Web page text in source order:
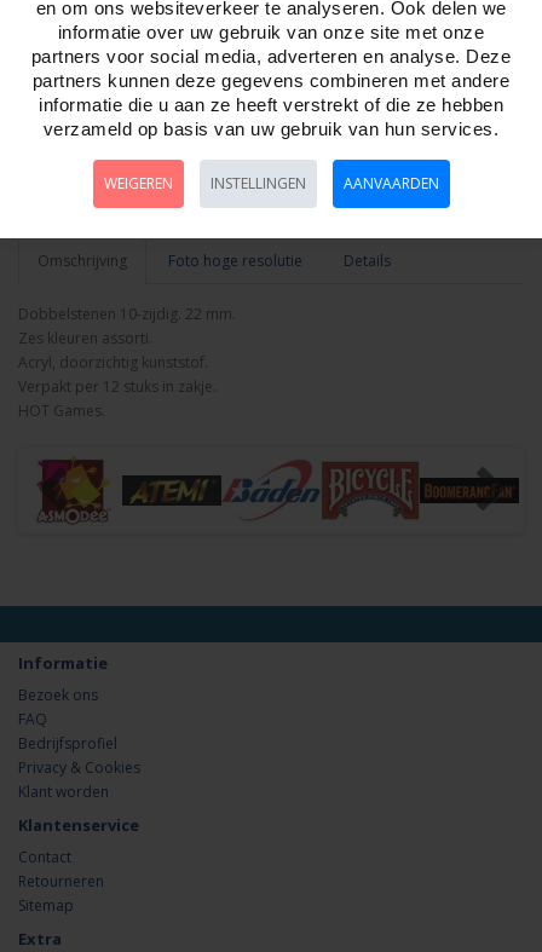
Aantal
Bestellen
Minimum afname:
Omschrijving Foto hoge resolutie Details
Dobbelstenen 10-zijdig. 22 mm.
Zes kleuren assorti.
Acryl, doorzichtig kunststof.
Verpakt per 12 stuks in zakje.
HOT Games.
Informatie
Bezoek ons
FAQ
Bedrijfsprofiel
Privacy & Cookies
Klant worden
Klantenservice
Contact
Retourneren
Sitemap
Extra
en om ons websiteverkeer te analyseren. Ook delen we
informatie over uw gebruik van onze site met onze
partners voor social media, adverteren en analyse. Deze
partners kunnen deze gegevens combineren met andere
informatie die u aan ze heeft verstrekt of die ze hebben
verzameld op basis van uw gebruik van hun services.
WEIGEREN INSTELLINGEN AANVAARDEN